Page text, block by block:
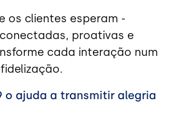
os clientes esperam -
proativas e
cada interação num
o ajuda a transmitir alegria